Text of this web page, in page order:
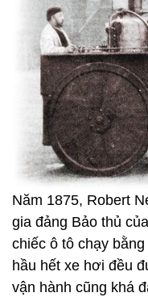
Năm 1875, Robert
gia đảng Bảo thủ
chiếc ô tô chạy
hầu hết xe hơi đều
vận hành cũng khá